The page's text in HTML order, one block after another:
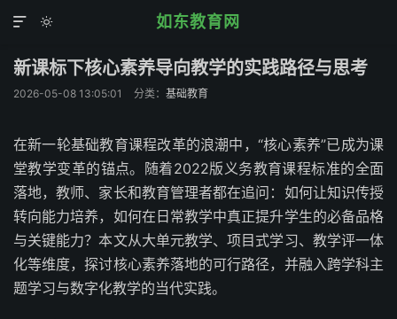
如东教育网


新课标下核心素养导向教学的实践路径与思考
2026-05-08 13:05:01 分类： 基础教育
在新一轮基础教育课程改革的浪潮中，“核心素养”已成为课
堂教学变革的锚点。随着2022版义务教育课程标准的全面
落地，教师、家长和教育管理者都在追问：如何让知识传授
转向能力培养，如何在日常教学中真正提升学生的必备品格
与关键能力？本文从大单元教学、项目式学习、教学评一体
化等维度，探讨核心素养落地的可行路径，并融入跨学科主
题学习与数字化教学的当代实践。